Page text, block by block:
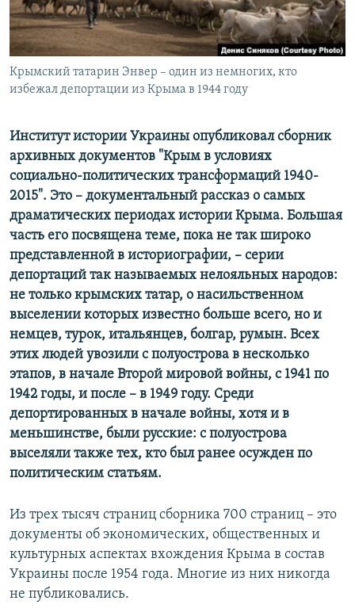
ПОБЕДИТЕЛЕЙ НЕ СУДЯТ?
КРЫМ.НЕПОКОРЕННЫЙ
ELIFBE
ПРИСОЕДИНЯЙТЕСЬ!
Крымский татарин Энвер – один из немногих, кто
избежал депортации из Крыма в 1944 году
Институт истории Украины опубликовал сборник
архивных документов "Крым в условиях
социально-политических трансформаций 1940-
2015". Это – документальный рассказ о самых
драматических периодах истории Крыма. Большая
часть его посвящена теме, пока не так широко
представленной в историографии, – серии
депортаций так называемых нелояльных народов:
не только крымских татар, о насильственном
выселении которых известно больше всего, но и
немцев, турок, итальянцев, болгар, румын. Всех
этих людей увозили с полуострова в несколько
этапов, в начале Второй мировой войны, с 1941 по
1942 годы, и после – в 1949 году. Среди
депортированных в начале войны, хотя и в
меньшинстве, были русские: с полуострова
выселяли также тех, кто был ранее осужден по
политическим статьям.
Из трех тысяч страниц сборника 700 страниц – это
документы об экономических, общественных и
культурных аспектах вхождения Крыма в состав
Украины после 1954 года. Многие из них никогда
не публиковались​.